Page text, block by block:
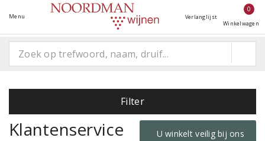
Menu Verlanglijst
0
Winkelwagen
Filter
U winkelt veilig bij ons
Klantenservice